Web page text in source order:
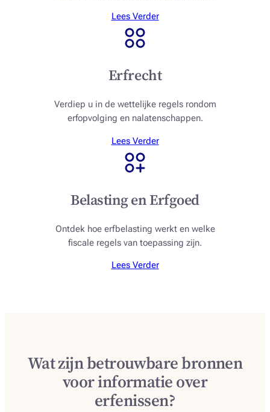
Lees Verder
Erfrecht
Verdiep u in de wettelijke regels rondom
erfopvolging en nalatenschappen.
Lees Verder
Belasting en Erfgoed
Ontdek hoe erfbelasting werkt en welke
fiscale regels van toepassing zijn.
Lees Verder
Wat zijn betrouwbare bronnen
voor informatie over
erfenissen?